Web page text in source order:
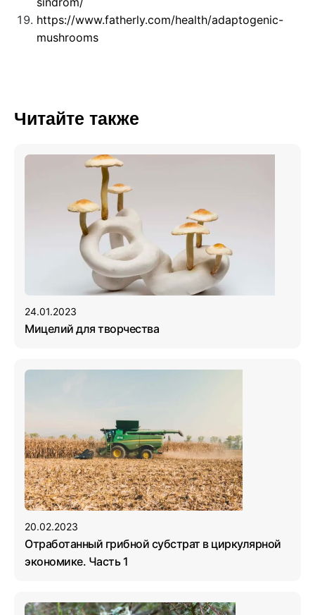
https://www.fatherly.com/health/adaptogenic-
mushrooms
Читайте также
24.01.2023
Мицелий для творчества
20.02.2023
Отработанный грибной субстрат в циркулярной
экономике. Часть 1